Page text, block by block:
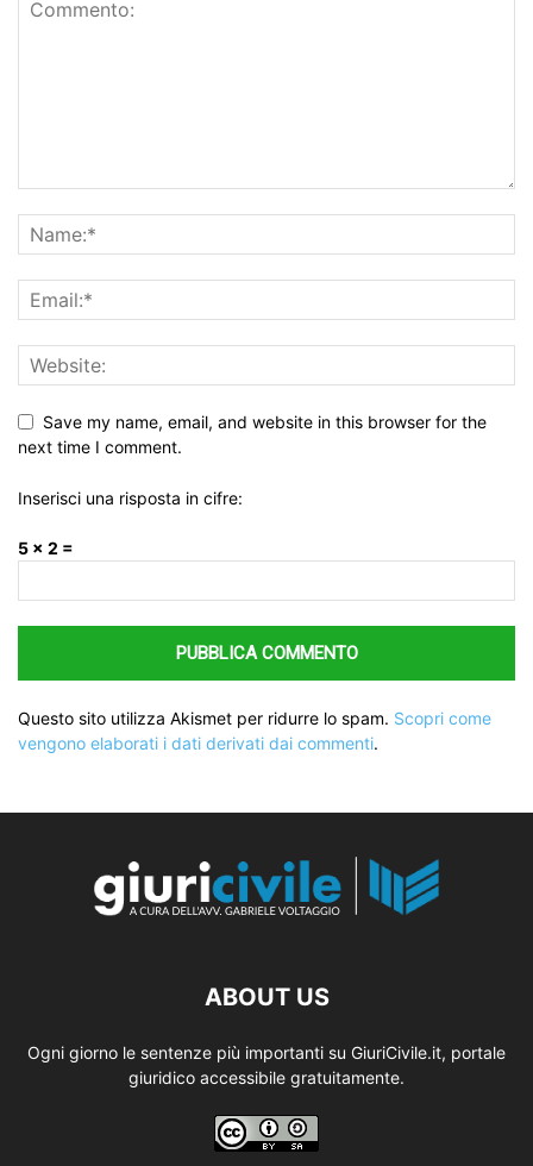
Save my name, email, and website in this browser for the
next time I comment.
Inserisci una risposta in cifre:
5 × 2 =
Questo sito utilizza Akismet per ridurre lo spam. Scopri come
vengono elaborati i dati derivati dai commenti.
ABOUT US
Ogni giorno le sentenze più importanti su GiuriCivile.it, portale
giuridico accessibile gratuitamente.